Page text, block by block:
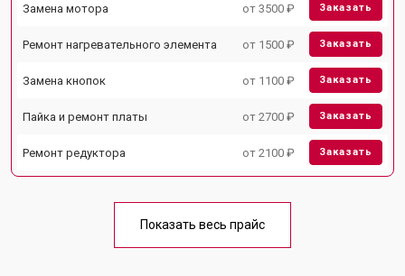
Замена мотора от 3500 ₽ Заказать
Ремонт нагревательного элемента от 1500 ₽ Заказать
Замена кнопок от 1100 ₽ Заказать
Пайка и ремонт платы от 2700 ₽ Заказать
Ремонт редуктора от 2100 ₽ Заказать
Показать весь прайс